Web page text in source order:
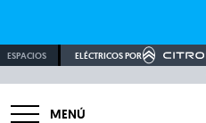
ESPACIOS ELÉCTRICOS POR
MENÚ